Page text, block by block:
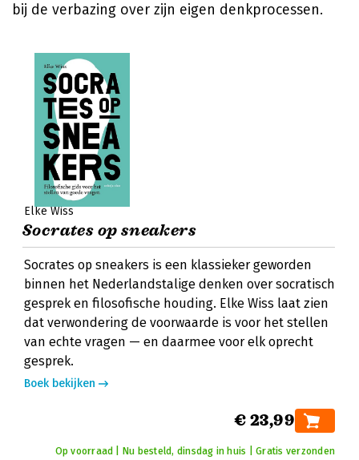
bij de verbazing over zijn eigen denkprocessen.
Elke Wiss
Socrates op sneakers
Socrates op sneakers is een klassieker geworden
binnen het Nederlandstalige denken over socratisch
gesprek en filosofische houding. Elke Wiss laat zien
dat verwondering de voorwaarde is voor het stellen
van echte vragen — en daarmee voor elk oprecht
gesprek.
Boek bekijken
€ 23,99
Op voorraad | Nu besteld, dinsdag in huis | Gratis verzonden